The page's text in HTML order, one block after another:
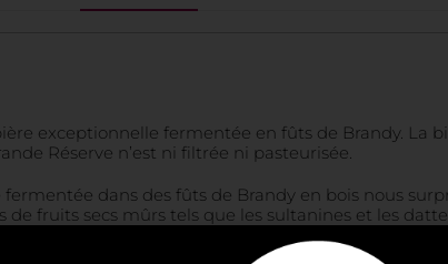
exceptionnelle fermentée en fûts de Brandy. La
Réserve n’est ni filtrée ni pasteurisée.
fermentée dans des fûts de Brandy en bois nous
de fruits secs mûrs tels que les sultanines et les